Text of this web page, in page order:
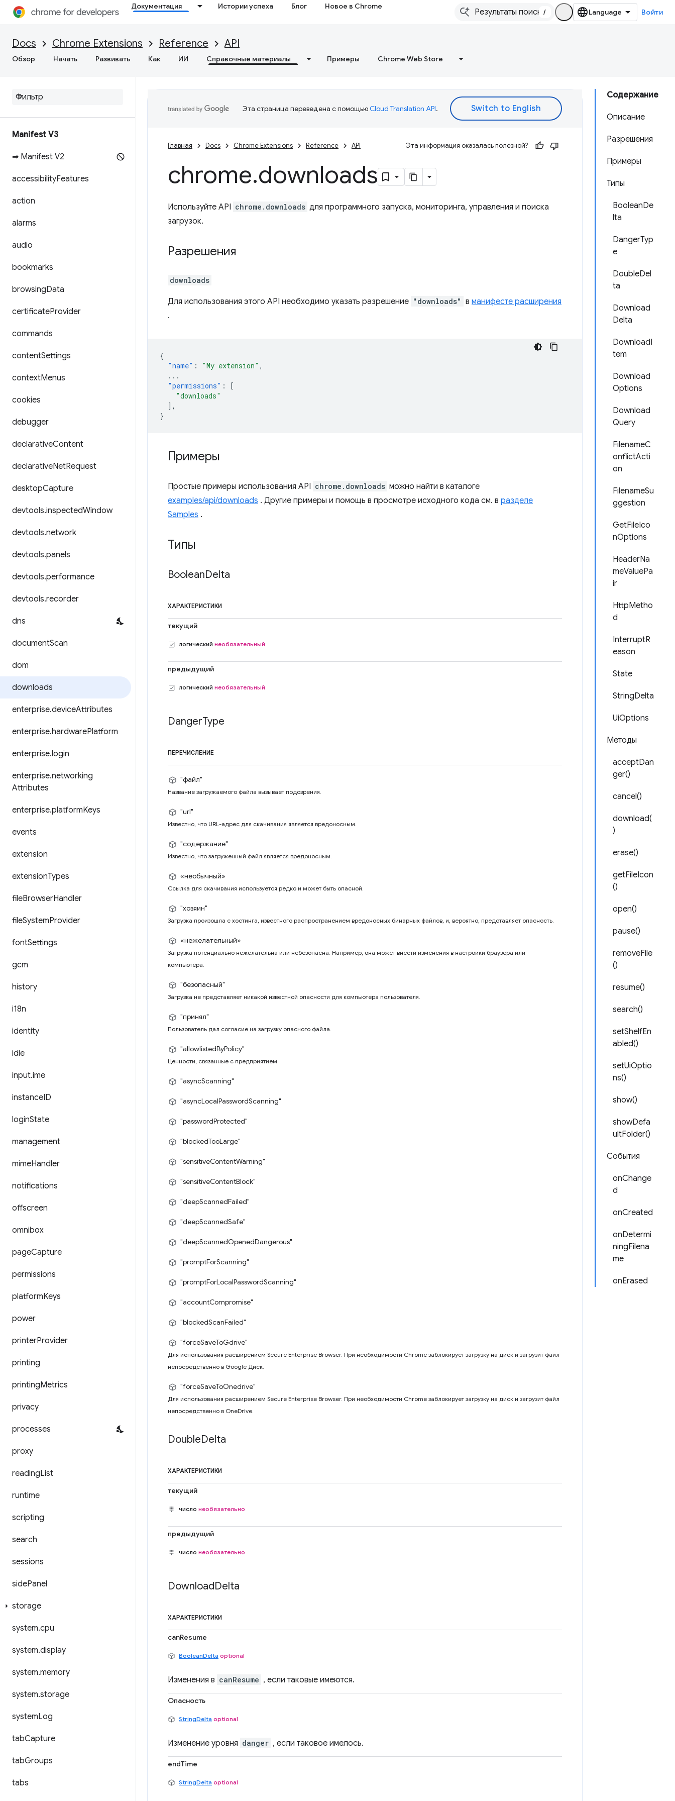
Документация Истории успеха Блог Новое в Chrome
/ Войти
Docs Chrome Extensions Reference API
Обзор Начать Развивать Как ИИ Справочные материалы Примеры Chrome Web Store
Manifest V3
➡ Manifest V2
accessibilityFeatures
action
alarms
audio
bookmarks
browsingData
certificateProvider
commands
contentSettings
contextMenus
cookies
debugger
declarativeContent
declarativeNetRequest
desktopCapture
devtools.inspectedWindow
devtools.network
devtools.panels
devtools.performance
devtools.recorder
dns
documentScan
dom
downloads
enterprise.deviceAttributes
enterprise.hardwarePlatform
enterprise.login
enterprise.networking
Attributes
enterprise.platformKeys
events
extension
extensionTypes
fileBrowserHandler
fileSystemProvider
fontSettings
gcm
history
i18n
identity
idle
input.ime
instanceID
loginState
management
mimeHandler
notifications
offscreen
omnibox
pageCapture
permissions
platformKeys
power
printerProvider
printing
printingMetrics
privacy
processes
proxy
readingList
runtime
scripting
search
sessions
sidePanel
storage
system.cpu
system.display
system.memory
system.storage
systemLog
tabCapture
tabGroups
tabs
Содержание
Описание
Разрешения
Примеры
Типы
BooleanDe
lta
DangerTyp
e
DoubleDel
ta
Download
Delta
DownloadI
tem
Download
Options
Download
Query
FilenameC
onflictActi
on
FilenameSu
ggestion
GetFileIco
nOptions
HeaderNa
meValuePa
ir
HttpMetho
d
InterruptR
eason
State
StringDelta
UiOptions
Методы
acceptDan
ger()
cancel()
download(
)
erase()
getFileIcon
()
open()
pause()
removeFile
()
resume()
search()
setShelfEn
abled()
setUiOptio
ns()
show()
showDefa
ultFolder()
События
onChange
d
onCreated
onDetermi
ningFilena
me
onErased
Эта страница переведена с помощьюCloud Translation API.
Главная Docs Chrome Extensions Reference API Эта информация оказалась полезной?
chrome.downloads
Используйте API chrome.downloads для программного запуска, мониторинга, управления и поиска
загрузок.
Разрешения
downloads
Для использования этого API необходимо указать разрешение "downloads" в манифесте расширения
.
{
"name" : "My extension" ,
...
"permissions" :
[
"downloads"
],
}
Примеры
Простые примеры использования API chrome.downloads можно найти в каталоге
examples/api/downloads . Другие примеры и помощь в просмотре исходного кода см. в разделе
Samples .
Типы
BooleanDelta
ХАРАКТЕРИСТИКИ
текущий
логический необязательный
предыдущий
логический необязательный
DangerType
ПЕРЕЧИСЛЕНИЕ
"файл"
Название загружаемого файла вызывает подозрения.
"url"
Известно, что URL-адрес для скачивания является вредоносным.
"содержание"
Известно, что загруженный файл является вредоносным.
«необычный»
Ссылка для скачивания используется редко и может быть опасной.
"хозяин"
Загрузка произошла с хостинга, известного распространением вредоносных бинарных файлов, и, вероятно, представляет опасность.
«нежелательный»
Загрузка потенциально нежелательна или небезопасна. Например, она может внести изменения в настройки браузера или
компьютера.
"безопасный"
Загрузка не представляет никакой известной опасности для компьютера пользователя.
"принял"
Пользователь дал согласие на загрузку опасного файла.
"allowlistedByPolicy"
Ценности, связанные с предприятием.
"asyncScanning"
"asyncLocalPasswordScanning"
"passwordProtected"
"blockedTooLarge"
"sensitiveContentWarning"
"sensitiveContentBlock"
"deepScannedFailed"
"deepScannedSafe"
"deepScannedOpenedDangerous"
"promptForScanning"
"promptForLocalPasswordScanning"
"accountCompromise"
"blockedScanFailed"
"forceSaveToGdrive"
Для использования расширением Secure Enterprise Browser. При необходимости Chrome заблокирует загрузку на диск и загрузит файл
непосредственно в Google Диск.
"forceSaveToOnedrive"
Для использования расширением Secure Enterprise Browser. При необходимости Chrome заблокирует загрузку на диск и загрузит файл
непосредственно в OneDrive.
DoubleDelta
ХАРАКТЕРИСТИКИ
текущий
число необязательно
предыдущий
число необязательно
DownloadDelta
ХАРАКТЕРИСТИКИ
canResume
BooleanDelta optional
Изменения в canResume , если таковые имеются.
Опасность
StringDelta optional
Изменение уровня danger , если таковое имелось.
endTime
StringDelta optional